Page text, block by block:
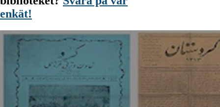
enkät!